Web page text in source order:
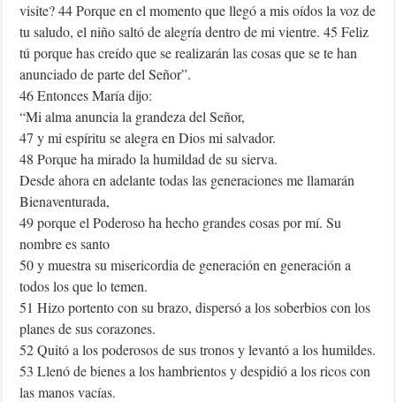
visite? 44 Porque en el momento que llegó a mis oídos la voz de
tu saludo, el niño saltó de alegría dentro de mi vientre. 45 Feliz
tú porque has creído que se realizarán las cosas que se te han
anunciado de parte del Señor”.
46 Entonces María dijo:
“Mi alma anuncia la grandeza del Señor,
47 y mi espíritu se alegra en Dios mi salvador.
48 Porque ha mirado la humildad de su sierva.
Desde ahora en adelante todas las generaciones me llamarán
Bienaventurada,
49 porque el Poderoso ha hecho grandes cosas por mí. Su
nombre es santo
50 y muestra su misericordia de generación en generación a
todos los que lo temen.
51 Hizo portento con su brazo, dispersó a los soberbios con los
planes de sus corazones.
52 Quitó a los poderosos de sus tronos y levantó a los humildes.
53 Llenó de bienes a los hambrientos y despidió a los ricos con
las manos vacías.